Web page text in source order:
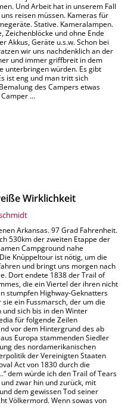
Und Arbeit hat in unserem Fall
reisen müssen. Kameras für
Stative. Kameralampen.
Zeichenblöcke und ohne Ende
Akkus, Geräte u.s.w. Schon bei
wir uns nachdenklich an der
und immer griffbreit in dem
unterbringen würden. Es gibt
ist eng und man tritt sich
des Campers etwas
...
Wirklichkeit
Arkansas. 97 Grad Fahrenheit.
530km der zweiten Etappe der
Campground nahe
Knüppeltour ist nötig, um die
und bringt uns morgen nach
Dort endete 1838 der Trail of
die ein Viertel der ihren nicht
stumpfen Highway-Geknatters
ein Fussmarsch, der um die
sich bis in den Winter
für folgende Zeilen
vor dem Hintergrund des ab
Europa stammenden Siedler
des nordamerikanischen
der Vereinigten Staaten
Act von 1830 durch die
dem würde ich den Trail of Tears
zwar hin und zurück, mit
dem gewissen Tod seiner
Völkermord. Wenn sowas von